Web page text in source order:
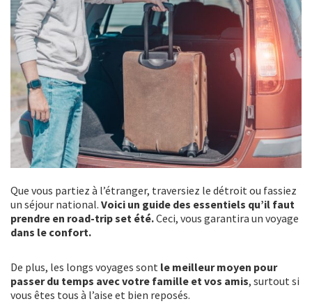
Que vous partiez à l’étranger, traversiez le détroit ou fassiez
un séjour national. Voici un guide des essentiels qu’il faut
prendre en road-trip set été.Ceci, vous garantira un voyage
dans le confort.
De plus, les longs voyages sont le meilleur moyen pour
passer du temps avec votre famille et vos amis, surtout si
vous êtes tous à l’aise et bien reposés.